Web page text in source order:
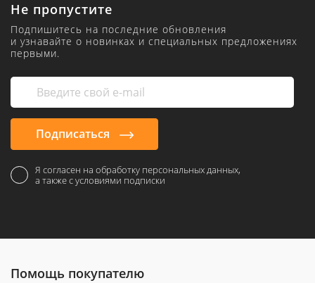
Не пропустите
Подпишитесь на последние обновления
и узнавайте о новинках и специальных предложениях
первыми.
Подписаться
Я согласен на обработку персональных данных,
а также с условиями подписки
Помощь покупателю